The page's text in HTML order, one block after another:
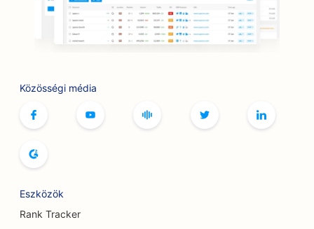
SEO a társasjáték kávézók számára
SEO a BBQ Joints számára
SEO a bowlingpályák számára
SEO a kenyér pékségek számára
Közösségi média
Eszközök
Rank Tracker